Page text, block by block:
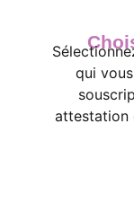
qui
attestation